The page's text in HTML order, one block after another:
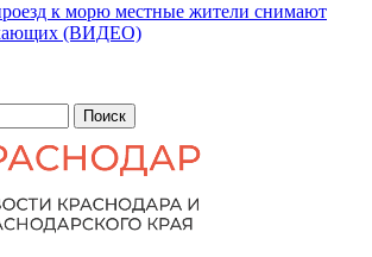
к морю местные жители снимают
(ВИДЕО)